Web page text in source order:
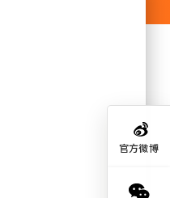
官方微博